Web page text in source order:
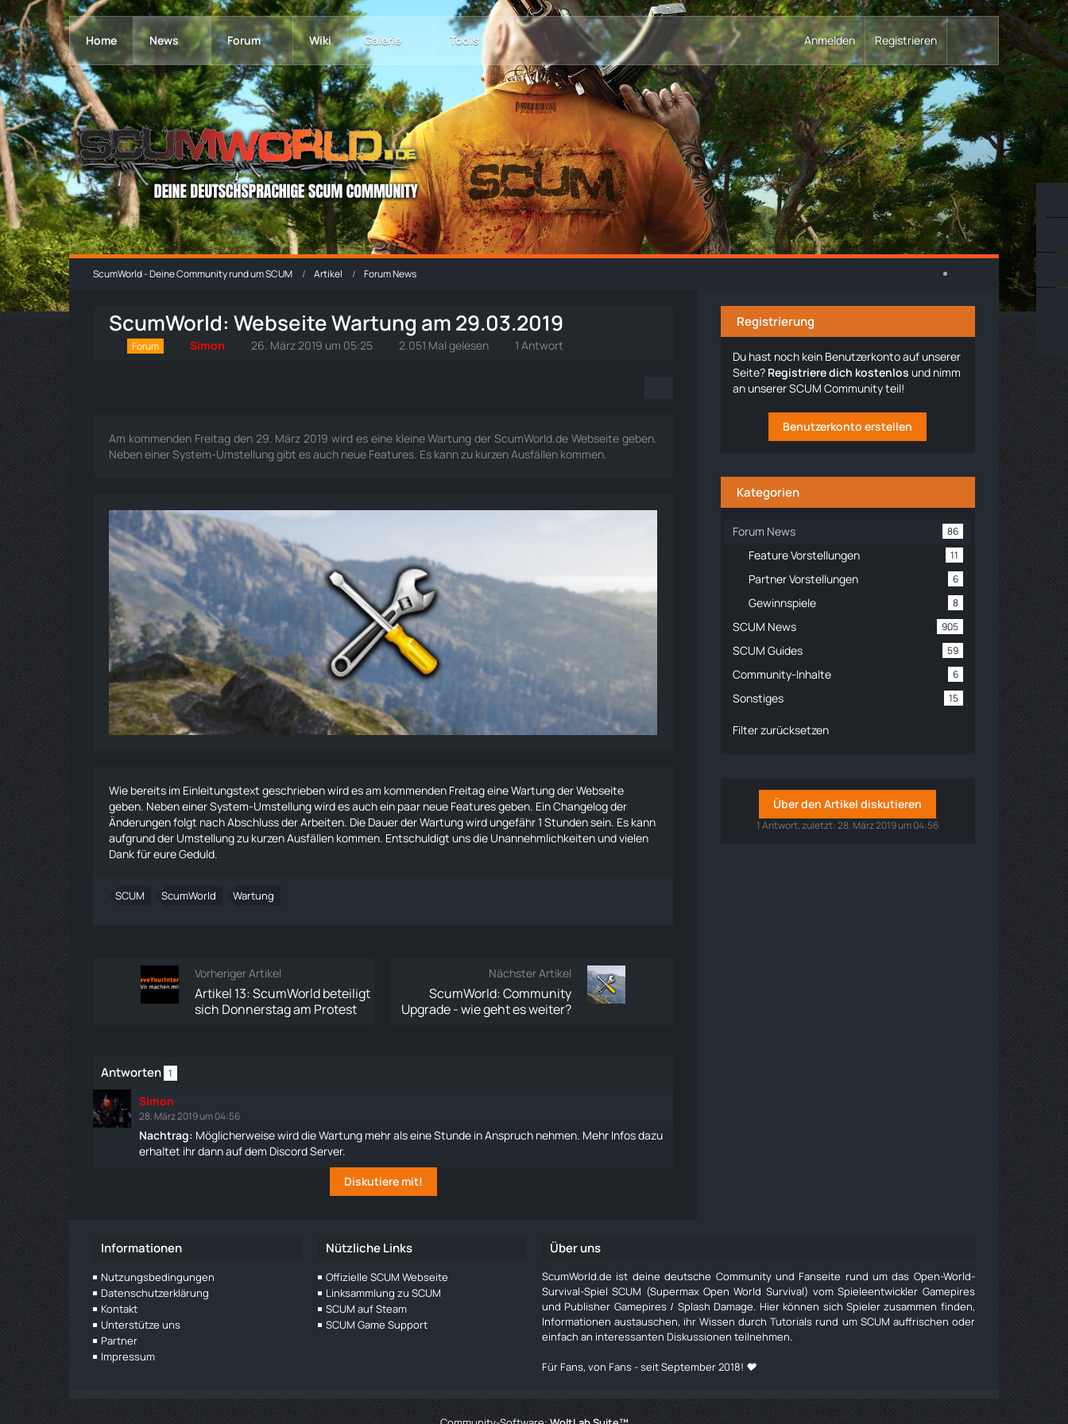
Home News Forum Wiki Galerie Tools Anmelden Registrieren
ScumWorld - Deine Community rund um SCUM Artikel Forum News
ScumWorld: Webseite Wartung am 29.03.2019
Forum Simon 26. März 2019 um 05:25 2.051 Mal gelesen 1 Antwort
Am kommenden Freitag den 29. März 2019 wird es eine kleine Wartung der ScumWorld.de Webseite geben.
Neben einer System-Umstellung gibt es auch neue Features. Es kann zu kurzen Ausfällen kommen.
Wie bereits im Einleitungstext geschrieben wird es am kommenden Freitag eine Wartung der Webseite
geben. Neben einer System-Umstellung wird es auch ein paar neue Features geben. Ein Changelog der
Änderungen folgt nach Abschluss der Arbeiten. Die Dauer der Wartung wird ungefähr 1 Stunden sein. Es kann
aufgrund der Umstellung zu kurzen Ausfällen kommen. Entschuldigt uns die Unannehmlichkeiten und vielen
Dank für eure Geduld.
SCUM ScumWorld Wartung
Vorheriger Artikel
Artikel 13: ScumWorld beteiligt
sich Donnerstag am Protest
Nächster Artikel
ScumWorld: Community
Upgrade - wie geht es weiter?
Antworten 1
Simon
28. März 2019 um 04:56
Nachtrag: Möglicherweise wird die Wartung mehr als eine Stunde in Anspruch nehmen. Mehr Infos dazu
erhaltet ihr dann auf dem Discord Server.
Diskutiere mit!
Registrierung
Du hast noch kein Benutzerkonto auf unserer
Seite? Registriere dich kostenlos und nimm
an unserer SCUM Community teil!
Benutzerkonto erstellen
Kategorien
Forum News 86
Feature Vorstellungen 11
Partner Vorstellungen 6
Gewinnspiele 8
SCUM News 905
SCUM Guides 59
Community-Inhalte 6
Sonstiges 15
Filter zurücksetzen
Über den Artikel diskutieren
1 Antwort, zuletzt:28. März 2019 um 04:56
Informationen
Nutzungsbedingungen
Datenschutzerklärung
Kontakt
Unterstütze uns
Partner
Impressum
Nützliche Links
Offizielle SCUM Webseite
Linksammlung zu SCUM
SCUM auf Steam
SCUM Game Support
Über uns
ScumWorld.de ist deine deutsche Community und Fanseite rund um das Open-World-
Survival-Spiel SCUM (Supermax Open World Survival) vom Spieleentwickler Gamepires
und Publisher Gamepires / Splash Damage. Hier können sich Spieler zusammen finden,
Informationen austauschen, ihr Wissen durch Tutorials rund um SCUM auffrischen oder
einfach an interessanten Diskussionen teilnehmen.
Für Fans, von Fans - seit September 2018! ❤️